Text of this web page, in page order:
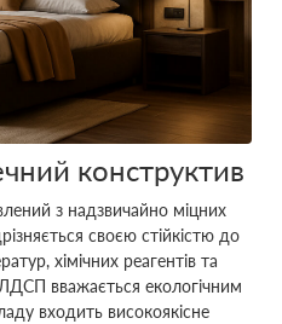
конструктив
з надзвичайно міцних
своєю стійкістю до
хімічних реагентів та
вважається екологічним
входить високоякісне